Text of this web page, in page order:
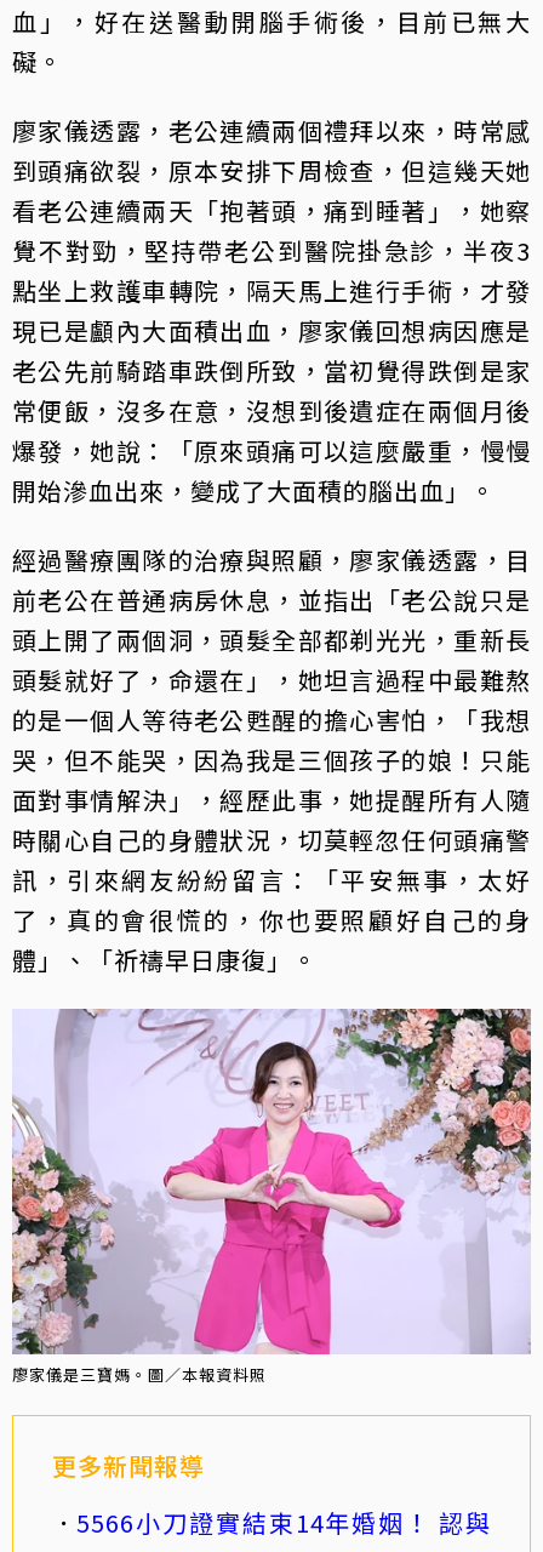
血」，好在送醫動開腦手術後，目前已無大
礙。
廖家儀透露，老公連續兩個禮拜以來，時常感
到頭痛欲裂，原本安排下周檢查，但這幾天她
看老公連續兩天「抱著頭，痛到睡著」，她察
覺不對勁，堅持帶老公到醫院掛急診，半夜3
點坐上救護車轉院，隔天馬上進行手術，才發
現已是顱內大面積出血，廖家儀回想病因應是
老公先前騎踏車跌倒所致，當初覺得跌倒是家
常便飯，沒多在意，沒想到後遺症在兩個月後
爆發，她說：「原來頭痛可以這麼嚴重，慢慢
開始滲血出來，變成了大面積的腦出血」。
經過醫療團隊的治療與照顧，廖家儀透露，目
前老公在普通病房休息，並指出「老公說只是
頭上開了兩個洞，頭髮全部都剃光光，重新長
頭髮就好了，命還在」，她坦言過程中最難熬
的是一個人等待老公甦醒的擔心害怕，「我想
哭，但不能哭，因為我是三個孩子的娘！只能
面對事情解決」，經歷此事，她提醒所有人隨
時關心自己的身體狀況，切莫輕忽任何頭痛警
訊，引來網友紛紛留言：「平安無事，太好
了，真的會很慌的，你也要照顧好自己的身
體」、「祈禱早日康復」。
廖家儀是三寶媽。圖／本報資料照
更多新聞報導
5566小刀證實結束14年婚姻！ 認與